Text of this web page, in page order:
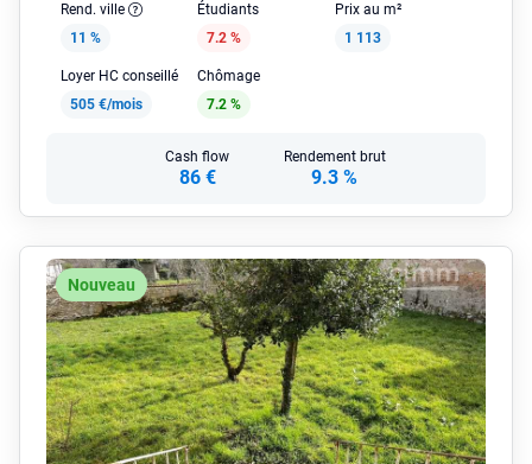
Rend. ville
11 %
Étudiants
7.2 %
Prix au m²
1 113
Loyer HC conseillé
505 €/mois
Chômage
7.2 %
Cash flow
86 €
Rendement brut
9.3 %
Nouveau